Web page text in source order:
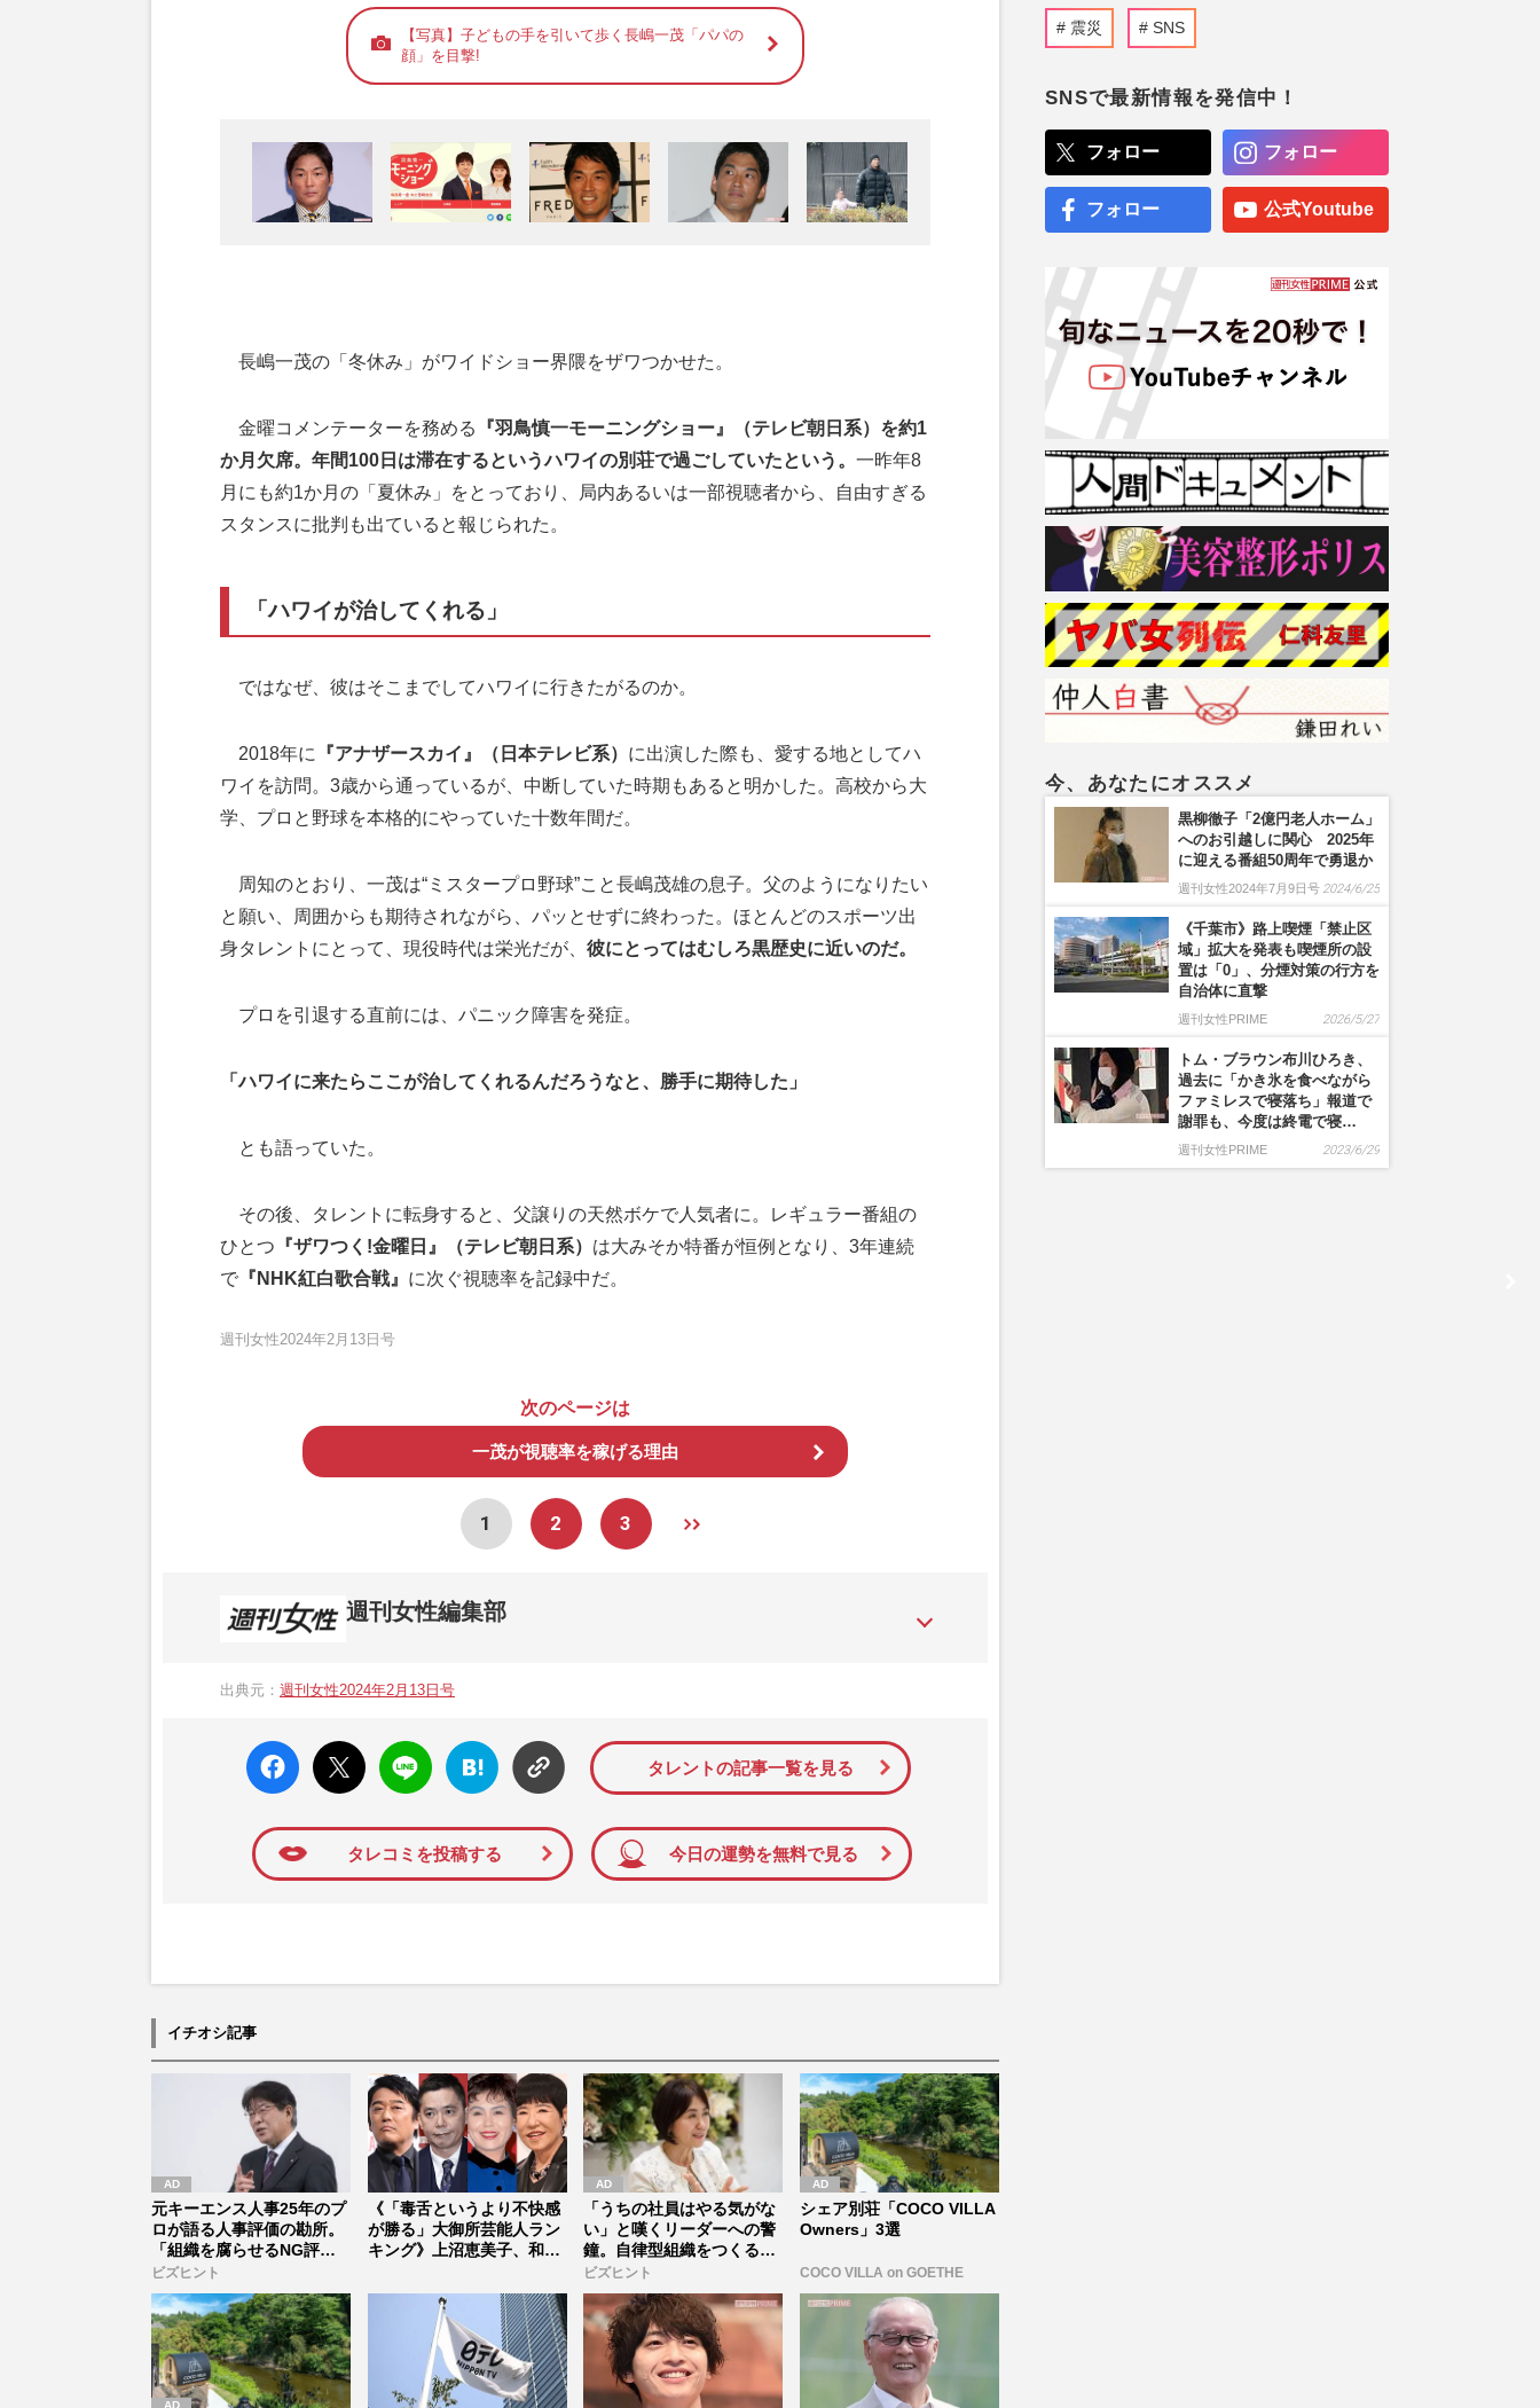
【写真】子どもの手を引いて歩く長嶋一茂「パパの
顔」を目撃!
長嶋一茂の「冬休み」がワイドショー界隈をザワつかせた。
金曜コメンテーターを務める
『羽鳥慎一モーニングショー』（テレビ朝日系）を約1
か月欠席。年間100日は滞在するというハワイの別荘で過ごしていたという。 一昨年8
月にも約1か月の「夏休み」をとっており、局内あるいは一部視聴者から、自由すぎる
スタンスに批判も出ていると報じられた。
「ハワイが治してくれる」
ではなぜ、彼はそこまでしてハワイに行きたがるのか。
2018年に 『アナザースカイ』（日本テレビ系） に出演した際も、愛する地としてハ
ワイを訪問。3歳から通っているが、中断していた時期もあると明かした。高校から大
学、プロと野球を本格的にやっていた十数年間だ。
周知のとおり、一茂は“ミスタープロ野球”こと長嶋茂雄の息子。父のようになりたい
と願い、周囲からも期待されながら、パッとせずに終わった。ほとんどのスポーツ出
身タレントにとって、現役時代は栄光だが、 彼にとってはむしろ黒歴史に近いのだ。
プロを引退する直前には、パニック障害を発症。
「ハワイに来たらここが治してくれるんだろうなと、勝手に期待した」
とも語っていた。
その後、タレントに転身すると、父譲りの天然ボケで人気者に。レギュラー番組の
ひとつ 『ザワつく!金曜日』（テレビ朝日系） は大みそか特番が恒例となり、3年連続
で 『NHK紅白歌合戦』 に次ぐ視聴率を記録中だ。
週刊女性2024年2月13日号
次のページは
一茂が視聴率を稼げる理由
1 2 3
週刊女性編集部
母”が抱える400万円超の“借金トラブル”」報道をスクープ。この一報から約2か月後、宮内庁は結婚延期を
出典元： 週刊女性2024年2月13日号
faceboo
k いい
ね
X ポス
ト
LINE
はてな
ブック
マーク
タレントの記事一覧を見る
タレコミを投稿する 今日の運勢を無料で見る
イチオシ記事
元キーエンス人事25年のプ
ロが語る人事評価の勘所。
「組織を腐らせるNG評
価」とは...
ビズヒント
《「毒舌というより不快感
が勝る」大御所芸能人ラン
キング》上沼恵美子、和田
「うちの社員はやる気がな
い」と嘆くリーダーへの警
鐘。自律型組織をつくる前
に外せな...
ビズヒント
シェア別荘「COCO VILLA
Owners」3選
COCO VILLA on GOETHE
震災 SNS
SNSで最新情報を発信中！
フォロー フォロー
フォロー 公式Youtube
今、あなたにオススメ
黒柳徹子「2億円老人ホーム」
へのお引越しに関心 2025年
に迎える番組50周年で勇退か
週刊女性2024年7月9日号 2024/6/25
《千葉市》路上喫煙「禁止区
域」拡大を発表も喫煙所の設
置は「0」、分煙対策の行方を
自治体に直撃
週刊女性PRIME 2026/5/27
トム・ブラウン布川ひろき、
過去に「かき氷を食べながら
ファミレスで寝落ち」報道で
謝罪も、今度は終電で寝…
週刊女性PRIME 2023/6/29